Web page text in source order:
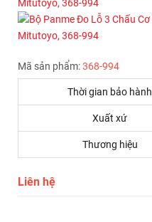
Mã sản phẩm:368-994
Thời gian bảo hành
Xuất xứ
Thương hiệu
Liên hệ